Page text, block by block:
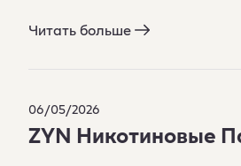
Читать больше
06/05/2026
ZYN Никотиновые